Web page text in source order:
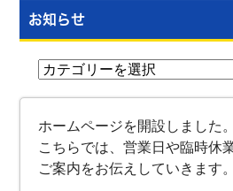
お知らせ
ホームページを開設しました。
こちらでは、営業日や臨時休
ご案内をお伝えしていきます。